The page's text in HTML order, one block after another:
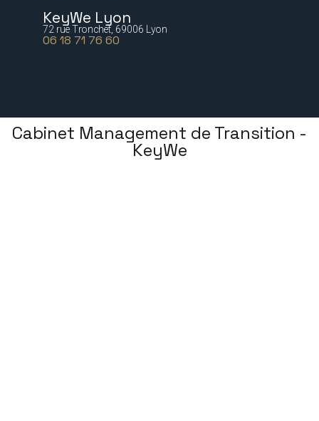
KeyWe Lyon
72 rue Tronchet, 69006 Lyon
06 18 71 76 60
Cabinet Management de Transition -
KeyWe